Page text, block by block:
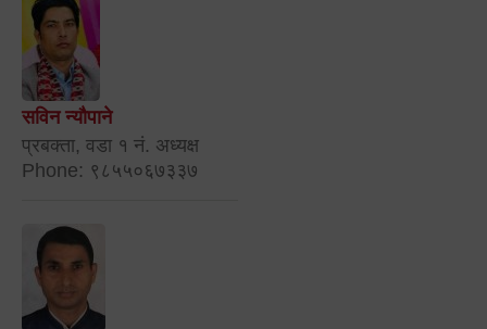
सविन न्यौपाने
प्रबक्ता, वडा १ नं. अध्यक्ष
Phone: ९८५५०६७३३७